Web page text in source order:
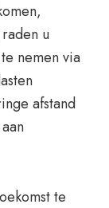
u
nemen via
afstand
te